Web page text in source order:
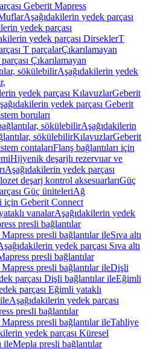
Geberit Mapress
Aşağıdakilerin yedek parçası
yedek parçası
yedek parçası DirseklerT
T parçalarÇıkarılamayan
Çıkarılamayan
sökülebilirAşağıdakilerin yedek
yedek parçası KılavuzlarGeberit
yedek parçası Geberit
boruları
sökülebilirAşağıdakilerin
sökülebilirKılavuzlarGeberit
contalarıFlanş bağlantıları için
Hijyenik deşarjlı rezervuar ve
Aşağıdakilerin yedek parçası
deşarj kontrol aksesuarlarıGüç
Güç üniteleriAğ
için Geberit Connect
vanalarAşağıdakilerin yedek
presli bağlantılar
presli bağlantılar ileSıva altı
yedek parçası Sıva altı
presli bağlantılar
presli bağlantılar ileDişli
parçası Dişli bağlantılar ileEğimli
parçası Eğimli yataklı
Aşağıdakilerin yedek parçası
presli bağlantılar
presli bağlantılar ileTahliye
yedek parçası Küresel
ileMepla presli bağlantılar